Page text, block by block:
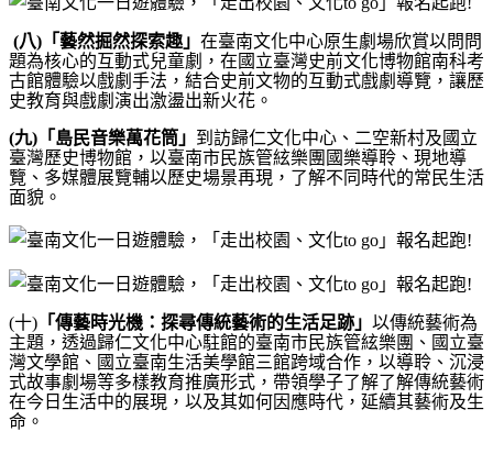
(八) 「藝然掘然探索趣」 在臺南文化中心原生劇場欣賞以問問
題為核心的互動式兒童劇，在國立臺灣史前文化博物館南科考
古館體驗以戲劇手法，結合史前文物的互動式戲劇導覽，讓歷
史教育與戲劇演出激盪出新火花。
(九) 「島民音樂萬花筒」 到訪歸仁文化中心、二空新村及國立
臺灣歷史博物館，以臺南市民族管絃樂團國樂導聆、現地導
覽、多媒體展覽輔以歷史場景再現，了解不同時代的常民生活
面貌。
(十) 「傳藝時光機：探尋傳統藝術的生活足跡」 以傳統藝術為
主題，透過歸仁文化中心駐館的臺南市民族管絃樂團、國立臺
灣文學館、國立臺南生活美學館三館跨域合作，以導聆、沉浸
式故事劇場等多樣教育推廣形式，帶領學子了解了解傳統藝術
在今日生活中的展現，以及其如何因應時代，延續其藝術及生
命。